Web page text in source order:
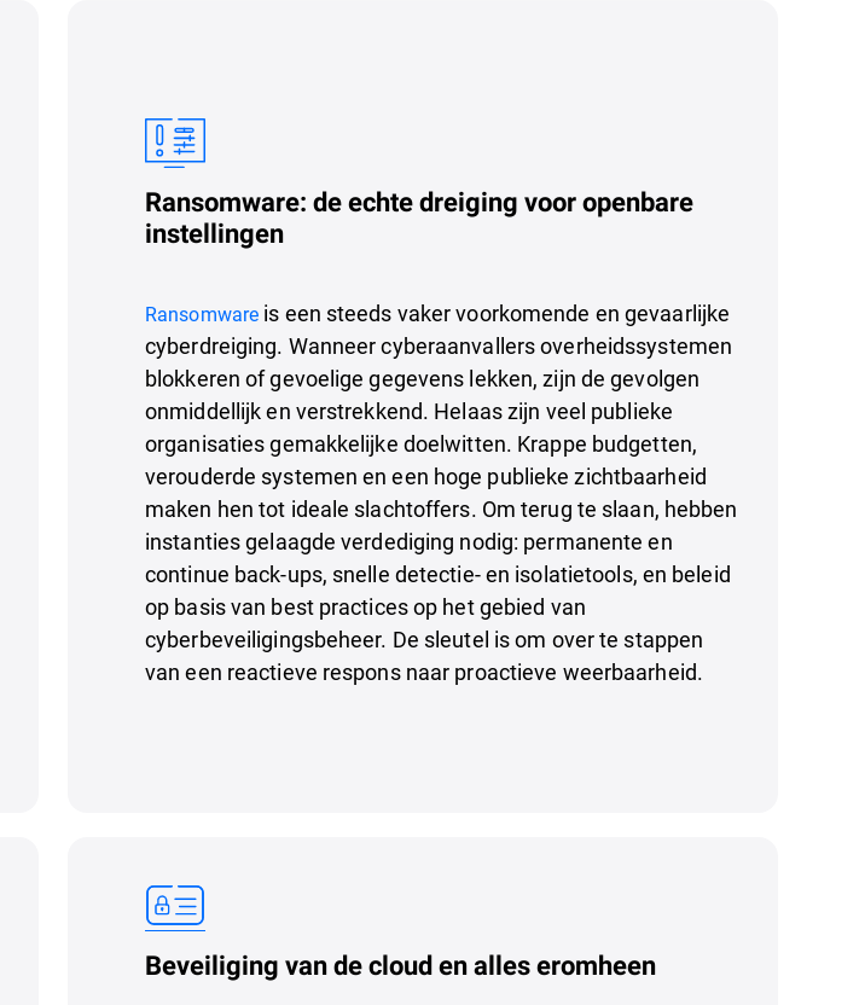
Ransomware: de echte dreiging voor openbare
instellingen
Ransomware is een steeds vaker voorkomende en gevaarlijke
cyberdreiging. Wanneer cyberaanvallers overheidssystemen
blokkeren of gevoelige gegevens lekken, zijn de gevolgen
onmiddellijk en verstrekkend. Helaas zijn veel publieke
organisaties gemakkelijke doelwitten. Krappe budgetten,
verouderde systemen en een hoge publieke zichtbaarheid
maken hen tot ideale slachtoffers. Om terug te slaan, hebben
instanties gelaagde verdediging nodig: permanente en
continue back-ups, snelle detectie- en isolatietools, en beleid
op basis van best practices op het gebied van
cyberbeveiligingsbeheer. De sleutel is om over te stappen
van een reactieve respons naar proactieve weerbaarheid.
Beveiliging van de cloud en alles eromheen